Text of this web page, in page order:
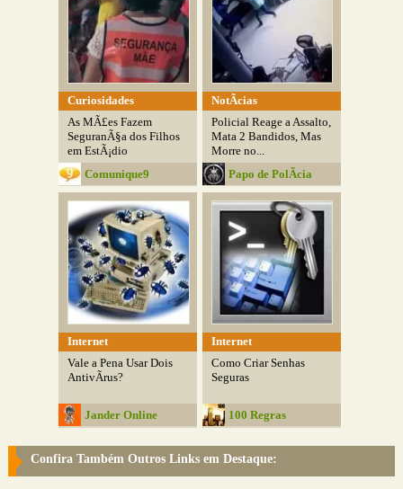
Curiosidades
As MÃ£es Fazem
SeguranÃ§a dos Filhos
em EstÃ¡dio
Comunique9
NotÃ­cias
Policial Reage a Assalto,
Mata 2 Bandidos, Mas
Morre no...
Papo de PolÃ­cia
Internet
Vale a Pena Usar Dois
AntivÃ­rus?
Jander Online
Internet
Como Criar Senhas
Seguras
100 Regras
Confira Também Outros Links em Destaque: